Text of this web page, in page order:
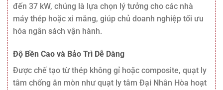
đến 37 kW, chúng là lựa chọn lý tưởng cho các nhà
máy thép hoặc xi măng, giúp chủ doanh nghiệp tối ưu
hóa ngân sách vận hành.
Độ Bền Cao và Bảo Trì Dễ Dàng
Được chế tạo từ thép không gỉ hoặc composite, quạt ly
tâm chống ăn mòn như quạt ly tâm Đại Nhân Hòa hoạt